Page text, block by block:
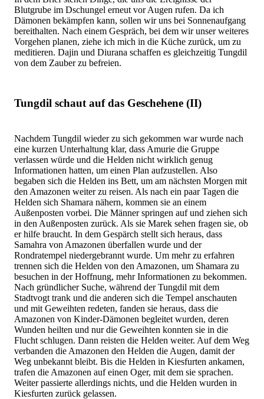
Blutgrube im Dschungel erneut vor Augen rufen. Da ich
Dämonen bekämpfen kann, sollen wir uns bei Sonnenaufgang
bereithalten. Nach einem Gespräch, bei dem wir unser weiteres
Vorgehen planen, ziehe ich mich in die Küche zurück, um zu
meditieren. Dajin und Diurana schaffen es gleichzeitig Tungdil
von dem Zauber zu befreien.
Tungdil schaut auf das Geschehene (II)
Nachdem Tungdil wieder zu sich gekommen war wurde nach
eine kurzen Unterhaltung klar, dass Amurie die Gruppe
verlassen würde und die Helden nicht wirklich genug
Informationen hatten, um einen Plan aufzustellen. Also
begaben sich die Helden ins Bett, um am nächsten Morgen mit
den Amazonen weiter zu reisen. Als nach ein paar Tagen die
Helden sich Shamara nähern, kommen sie an einem
Außenposten vorbei. Die Männer springen auf und ziehen sich
in den Außenposten zurück. Als sie Marek sehen fragen sie, ob
er hilfe braucht. In dem Gespärch stellt sich heraus, dass
Samahra von Amazonen überfallen wurde und der
Rondratempel niedergebrannt wurde. Um mehr zu erfahren
trennen sich die Helden von den Amazonen, um Shamara zu
besuchen in der Hoffnung, mehr Informationen zu bekommen.
Nach gründlicher Suche, während der Tungdil mit dem
Stadtvogt trank und die anderen sich die Tempel anschauten
und mit Geweihten redeten, fanden sie heraus, dass die
Amazonen von Kinder-Dämonen begleitet wurden, deren
Wunden heilten und nur die Geweihten konnten sie in die
Flucht schlugen. Dann reisten die Helden weiter. Auf dem Weg
verbanden die Amazonen den Helden die Augen, damit der
Weg unbekannt bleibt. Bis die Helden in Kiesfurten ankamen,
trafen die Amazonen auf einen Oger, mit dem sie sprachen.
Weiter passierte allerdings nichts, und die Helden wurden in
Kiesfurten zurück gelassen.